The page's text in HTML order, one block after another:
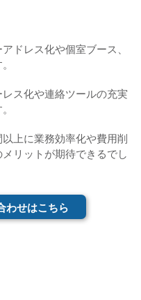
ドレス化や個室ブース、
ス化や連絡ツールの充実
上に業務効率化や費用削
リットが期待できるでし
わせはこちら